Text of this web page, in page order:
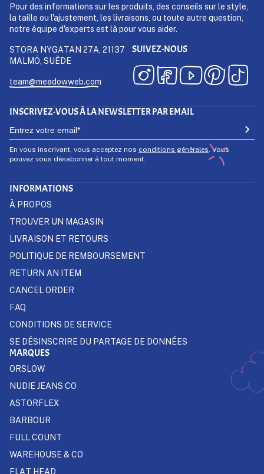
Pour des informations sur les produits, des conseils sur le style,
la taille ou l'ajustement, les livraisons, ou toute autre question,
notre équipe d'experts est là pour vous aider.
STORA NYGATAN 27A, 21137
MALMÖ, SUÈDE
team@meadowweb.com
SUIVEZ-NOUS
INSCRIVEZ-VOUS À LA NEWSLETTER PAR EMAIL
En vous inscrivant, vous acceptez nos conditions générales . Vous
pouvez vous désabonner à tout moment.
INFORMATIONS
À PROPOS
TROUVER UN MAGASIN
LIVRAISON ET RETOURS
POLITIQUE DE REMBOURSEMENT
RETURN AN ITEM
CANCEL ORDER
FAQ
CONDITIONS DE SERVICE
SE DÉSINSCRIRE DU PARTAGE DE DONNÉES
MARQUES
ORSLOW
NUDIE JEANS CO
ASTORFLEX
BARBOUR
FULL COUNT
WAREHOUSE & CO
FLAT HEAD